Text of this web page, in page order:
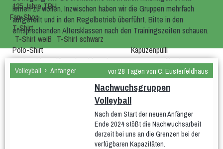
125 Jahre TBH
Fan-Shop
T-Shirt
T-Shirt weiß T-Shirt schwarz
Polo-Shirt
Polo-Shirt weiß Polo-Shirt schwarz
Kapuzenpulli
Kapuzenpulli schwarz
Fan-Artikel
130 Jahre TBH
TBH-Tasse modern Jubiläum 2017
lernen zu wollen. Inzwischen haben wir die Gruppen mehrfach
aufgeteilt und in den Regelbetrieb überführt. Bitte in den
entsprechenden Altersklassen nach den Trainingszeiten schauen.
Volleyball › Anfänger vor 28 Tagen von C. Eusterfeldhaus
Nachwuchsgruppen
Volleyball
Nach dem Start der neuen Anfänger
Ende 2024 stößt die Nachwuchsarbeit
derzeit bei uns an die Grenzen bei der
verfügbaren Kapazitäten.